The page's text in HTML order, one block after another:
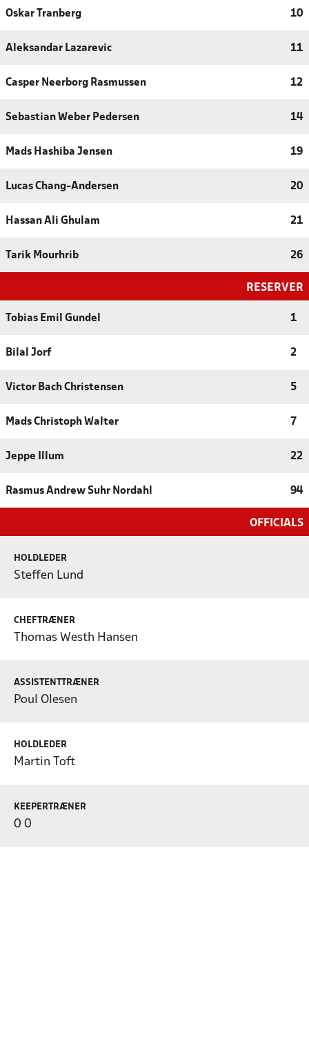
Oskar Tranberg 10
Aleksandar Lazarevic 11
Casper Neerborg Rasmussen 12
Sebastian Weber Pedersen 14
Mads Hashiba Jensen 19
Lucas Chang-Andersen 20
Hassan Ali Ghulam 21
Tarik Mourhrib 26
RESERVER
Tobias Emil Gundel 1
Bilal Jorf 2
Victor Bach Christensen 5
Mads Christoph Walter 7
Jeppe Illum 22
Rasmus Andrew Suhr Nordahl 94
OFFICIALS
HOLDLEDER
Steffen Lund
CHEFTRÆNER
Thomas Westh Hansen
ASSISTENTTRÆNER
Poul Olesen
HOLDLEDER
Martin Toft
KEEPERTRÆNER
0 0